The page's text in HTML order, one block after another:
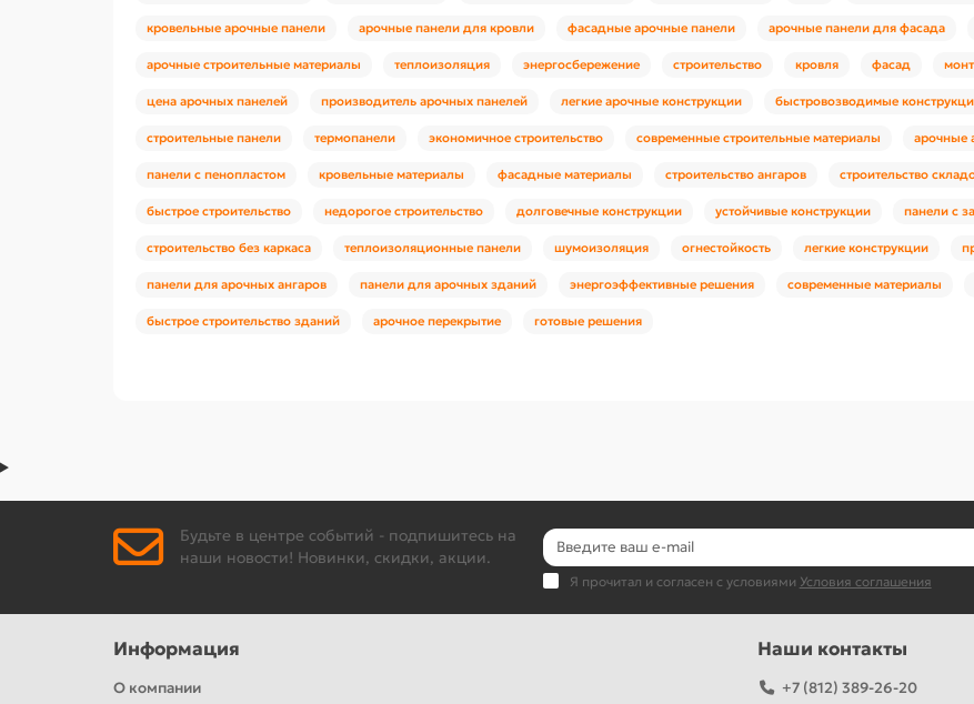
кровельные арочные панели арочные панели для кровли фасадные арочные панели арочные панели для фасада
арочные строительные материалы теплоизоляция энергосбережение строительство кровля фасад
цена арочных панелей производитель арочных панелей легкие арочные конструкции быстровозводимые
строительные панели термопанели экономичное строительство современные строительные материалы арочные
панели с пенопластом кровельные материалы фасадные материалы строительство ангаров строительство
быстрое строительство недорогое строительство долговечные конструкции устойчивые конструкции панели с
строительство без каркаса теплоизоляционные панели шумоизоляция огнестойкость легкие конструкции
панели для арочных ангаров панели для арочных зданий энергоэффективные решения современные материалы
быстрое строительство зданий арочное перекрытие готовые решения
Будьте в центре событий - подпишитесь на
наши новости! Новинки, скидки, акции.
Я прочитал и согласен с условиями Условия соглашения
Информация
О компании
Наши контакты
+7 (812) 389-26-20